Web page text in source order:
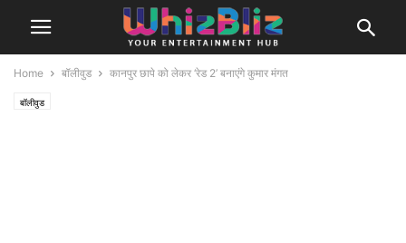
Home बॉलीवुड कानपुर छापे को लेकर ‘रेड 2’ बनाएंगे कुमार मंगत
बॉलीवुड